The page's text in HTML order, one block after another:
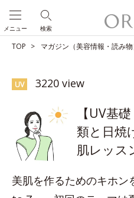
検索
メニュー
TOP マガジン（美容情報・読み物
UV 3220 view
【UV基
類と日焼
肌レッス
美肌を作るためのキホン